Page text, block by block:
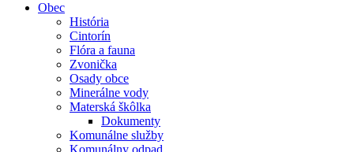
Obec
História
Cintorín
Flóra a fauna
Zvonička
Osady obce
Minerálne vody
Materská škôlka
Dokumenty
Komunálne služby
Komunálny odpad